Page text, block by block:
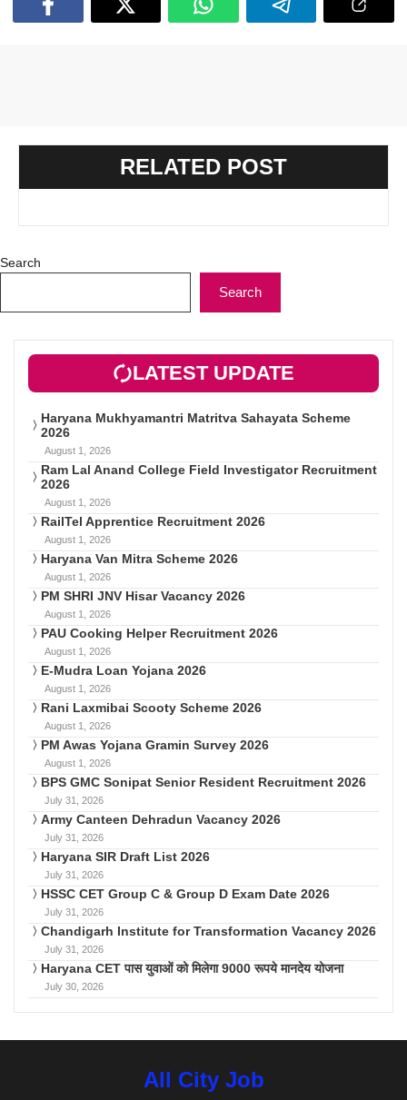
RELATED POST
Search
Search
LATEST UPDATE
Haryana Mukhyamantri Matritva Sahayata Scheme
2026
August 1, 2026
Ram Lal Anand College Field Investigator Recruitment
2026
August 1, 2026
RailTel Apprentice Recruitment 2026
August 1, 2026
Haryana Van Mitra Scheme 2026
August 1, 2026
PM SHRI JNV Hisar Vacancy 2026
August 1, 2026
PAU Cooking Helper Recruitment 2026
August 1, 2026
E-Mudra Loan Yojana 2026
August 1, 2026
Rani Laxmibai Scooty Scheme 2026
August 1, 2026
PM Awas Yojana Gramin Survey 2026
August 1, 2026
BPS GMC Sonipat Senior Resident Recruitment 2026
July 31, 2026
Army Canteen Dehradun Vacancy 2026
July 31, 2026
Haryana SIR Draft List 2026
July 31, 2026
HSSC CET Group C & Group D Exam Date 2026
July 31, 2026
Chandigarh Institute for Transformation Vacancy 2026
July 31, 2026
Haryana CET पास युवाओं को मिलेगा 9000 रूपये मानदेय योजना
July 30, 2026
All City Job